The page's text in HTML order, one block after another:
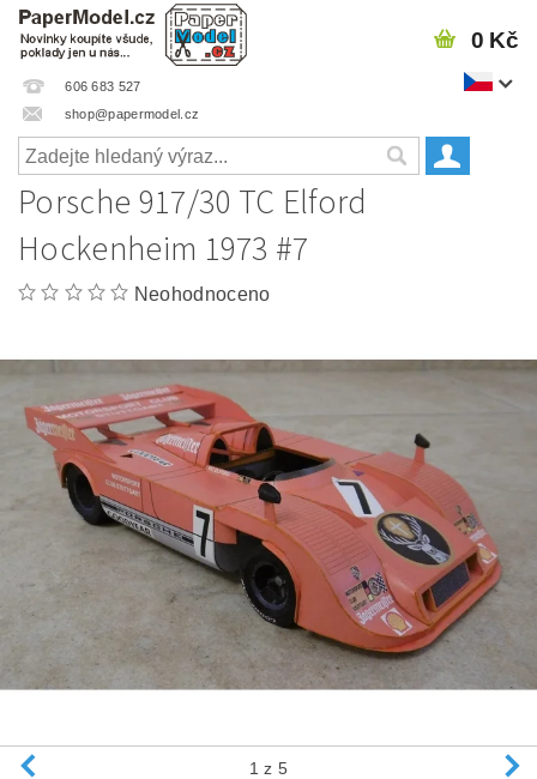
606 683 527
shop@papermodel.cz
0 Kč
Porsche 917/30 TC Elford
Hockenheim 1973 #7
Neohodnoceno
1 z 5